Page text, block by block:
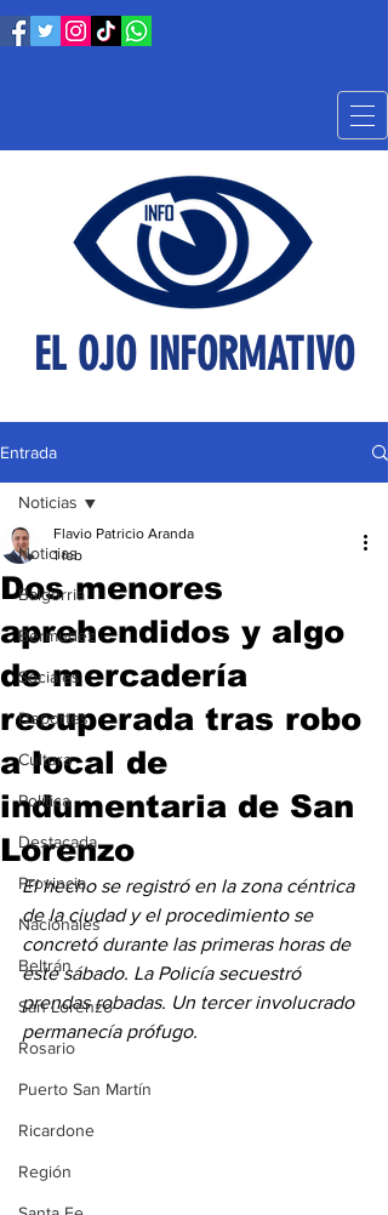
EL OJO INFORMATIVO
Entrada
Noticias
Baigorria
Bermúdez
Sociales
Deportes
Cultura
Política
Destacada
Provincia
Nacionales
Beltrán
San Lorenzo
Rosario
Puerto San Martín
Ricardone
Región
Noticias
Dos menores
aprehendidos y algo
de mercadería
recuperada tras robo
a local de
indumentaria de San
Lorenzo
Flavio Patricio Aranda
1 feb
El hecho se registró en la zona céntrica
de la ciudad y el procedimiento se
concretó durante las primeras horas de
este sábado. La Policía secuestró
prendas robadas. Un tercer involucrado
permanecía prófugo.